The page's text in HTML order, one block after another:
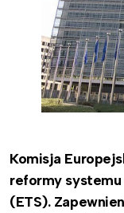
Komisja
reformy
(ETS).